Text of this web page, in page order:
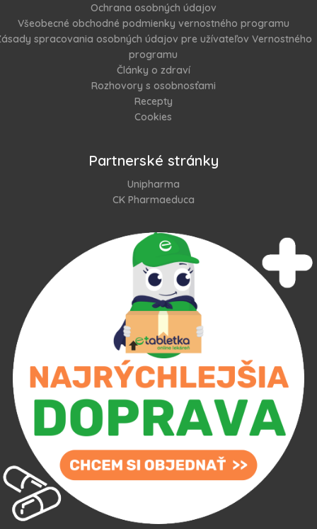
Ochrana osobných údajov
Všeobecné obchodné podmienky vernostného programu
spracovania osobných údajov pre užívateľov Vernostného
programu
Články o zdraví
Rozhovory s osobnosťami
Recepty
Cookies
Partnerské stránky
Unipharma
CK Pharmaeduca